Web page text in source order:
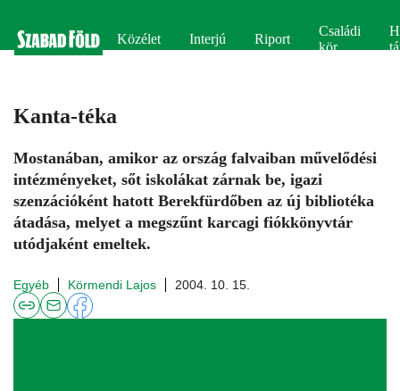
Közélet Interjú Riport
Családi
kör
Kanta-téka
Mostanában, amikor az ország falvaiban művelődési
intézményeket, sőt iskolákat zárnak be, igazi
szenzációként hatott Berekfürdőben az új bibliotéka
átadása, melyet a megszűnt karcagi fiókkönyvtár
utódjaként emeltek.
Egyéb Körmendi Lajos 2004. 10. 15.